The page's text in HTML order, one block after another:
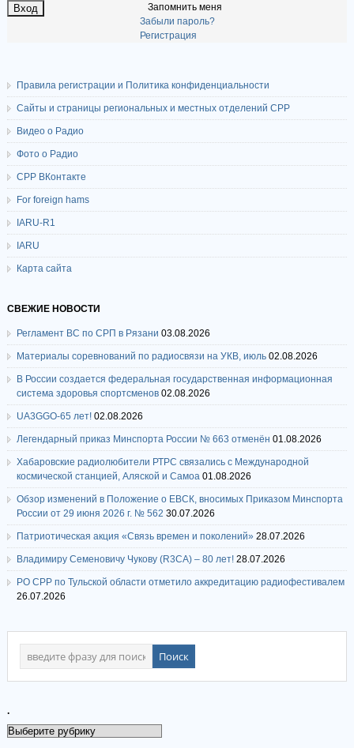
Запомнить меня
Забыли пароль?
Регистрация
Правила регистрации и Политика конфиденциальности
Сайты и страницы региональных и местных отделений СРР
Видео о Радио
Фото о Радио
СРР ВКонтакте
For foreign hams
IARU-R1
IARU
Карта сайта
СВЕЖИЕ НОВОСТИ
Регламент ВС по СРП в Рязани 03.08.2026
Материалы соревнований по радиосвязи на УКВ, июль 02.08.2026
В России создается федеральная государственная информационная
система здоровья спортсменов 02.08.2026
UA3GGO-65 лет! 02.08.2026
Легендарный приказ Минспорта России № 663 отменён 01.08.2026
Хабаровские радиолюбители РТРС связались с Международной
космической станцией, Аляской и Самоа 01.08.2026
Обзор изменений в Положение о ЕВСК, вносимых Приказом Минспорта
России от 29 июня 2026 г. № 562 30.07.2026
Патриотическая акция «Связь времен и поколений» 28.07.2026
Владимиру Семеновичу Чукову (R3CA) – 80 лет! 28.07.2026
РО СРР по Тульской области отметило аккредитацию радиофестивалем
26.07.2026
.